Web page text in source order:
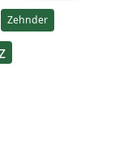
Zehnder